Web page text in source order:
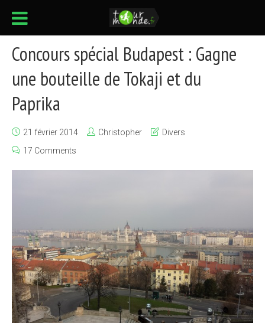
Concours spécial Budapest : Gagne
une bouteille de Tokaji et du
Paprika
21 février 2014 Christopher
Divers
17 Comments